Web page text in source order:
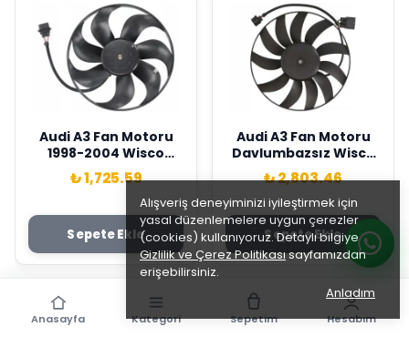
Alışveriş deneyiminizi iyileştirmek için
yasal düzenlemelere uygun çerezler
(cookies) kullanıyoruz. Detaylı bilgiye
Gizlilik ve Çerez Politikasısayfamızdan
erişebilirsiniz.
Anladım
Audi A3 Fan Motoru
1998-2004 Wisco
Marka 1J0959455M
₺ 1,725.59
Sepete Ekle
Audi A3 Fan Motoru
Davlumbazsız Wisco
Marka 1K0959455CN
₺ 2,803.46
Sepete Ekle
Anasayfa Kategori Sepetim Hesabım